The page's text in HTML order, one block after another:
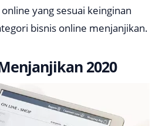
yang sesuai keinginan
bisnis online menjanjikan.
2020